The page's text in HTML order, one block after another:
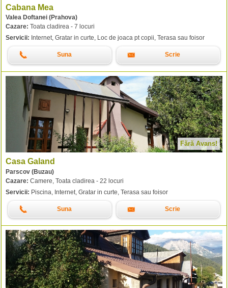
Cabana Mea
Valea Doftanei (Prahova)
Cazare: Toata cladirea - 7 locuri
Servicii: Internet, Gratar in curte, Loc de joaca pt copii, Terasa sau foisor
Suna Scrie
Fără Avans!
Casa Galand
Parscov (Buzau)
Cazare: Camere, Toata cladirea - 22 locuri
Servicii: Piscina, Internet, Gratar in curte, Terasa sau foisor
Suna Scrie